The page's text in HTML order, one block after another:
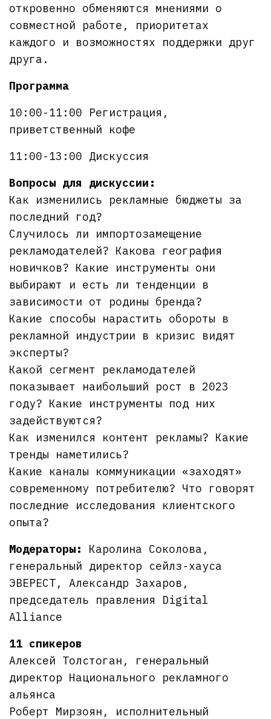
откровенно обменяются мнениями о
совместной работе, приоритетах
каждого и возможностях поддержки друг
друга.
Программа
10:00-11:00 Регистрация,
приветственный кофе
11:00-13:00 Дискуссия
Вопросы для дискуссии:
Как изменились рекламные бюджеты за
последний год?
Случилось ли импортозамещение
рекламодателей? Какова география
новичков? Какие инструменты они
выбирают и есть ли тенденции в
зависимости от родины бренда?
Какие способы нарастить обороты в
рекламной индустрии в кризис видят
эксперты?
Какой сегмент рекламодателей
показывает наибольший рост в 2023
году? Какие инструменты под них
задействуются?
Как изменился контент рекламы? Какие
тренды наметились?
Какие каналы коммуникации «заходят»
современному потребителю? Что говорят
последние исследования клиентского
опыта?
Модераторы:
Каролина Соколова,
генеральный директор сейлз-хауса
ЭВЕРЕСТ, Александр Захаров,
председатель правления Digital
Alliance
11 спикеров
Алексей Толстоган, генеральный
директор Национального рекламного
альянса
Роберт Мирзоян, исполнительный